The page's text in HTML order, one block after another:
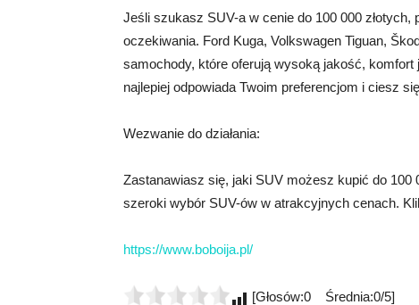
Jeśli szukasz SUV-a w cenie do 100 000 złotych,
oczekiwania. Ford Kuga, Volkswagen Tiguan,
samochody, które oferują wysoką jakość,
najlepiej odpowiada Twoim preferencjom i ciesz
Wezwanie do działania:
Zastanawiasz się, jaki SUV możesz kupić do 100
szeroki wybór SUV-ów w atrakcyjnych cenach.
https://www.boboija.pl/
[Głosów:0 Średnia:0/5]